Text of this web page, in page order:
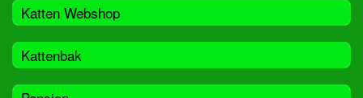
Katten Webshop
Kattenbak